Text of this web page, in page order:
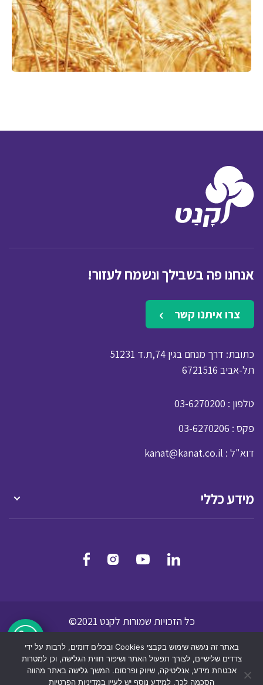
אנחנו פה בשבילך ונשמח לעזור!
צרו איתנו קשר
כתובת: דרך מנחם בגין 74,ת.ד 51231
תל-אביב 6721516
03-6270200
: טלפון
03-6270206 : פקס
kanat@kanat.co.il : דוא"ל
מידע כללי
כל הזכויות שמורות לקנט 2021©
מדיניות הפרטיות
תנאי שמוש לאתר אינטרנט
הצהרת נגישות
באתר זה נעשה שימוש בקבצי Cookies ובכלים דומים, לרבות על ידי
צדדים שלישיים, לצורך תפעול האתר ושיפור חווית הגלישה, וכן למטרות
אבטחת מידע, אנליטיקה, שיווק ופרסום. המשך גלישה באתר מהווה
הסכמה לכך. למידע נוסף יש לעיין במדיניות הפרטיות